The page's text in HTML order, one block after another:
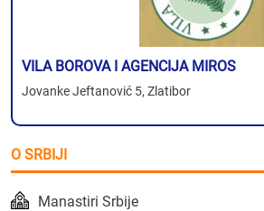
VILA BOROVA I AGENCIJA MIROS
Jovanke Jeftanović 5, Zlatibor
O SRBIJI
Manastiri Srbije